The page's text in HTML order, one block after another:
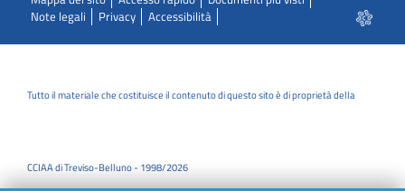
Note legali
Privacy Accessibilità
Tutto il materiale che costituisce il contenuto di questo sito è di proprietà della
CCIAA di Treviso-Belluno - 1998/2026